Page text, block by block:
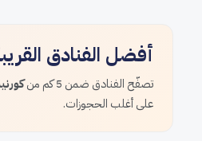
أفضل الفنادق
تصفّح الفنادق ضمن 5 كم من
على أغلب الحجوزات.